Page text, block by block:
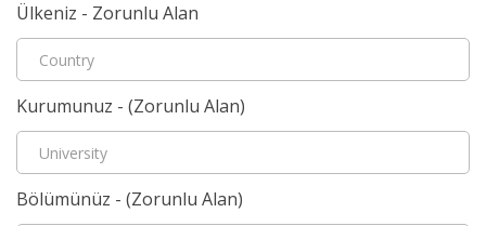
Ülkeniz - Zorunlu Alan
Kurumunuz - (Zorunlu Alan)
Bölümünüz - (Zorunlu Alan)